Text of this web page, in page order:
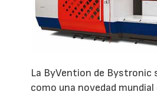
La ByVention de Bystronic
como una novedad